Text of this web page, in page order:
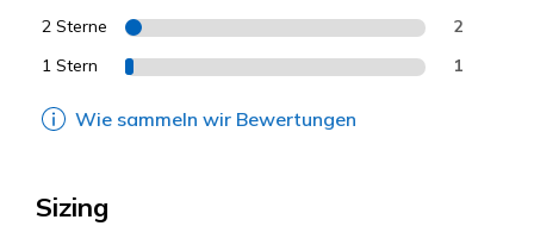
2 Sterne 2
1 Stern 1
Wie sammeln wir Bewertungen
Sizing